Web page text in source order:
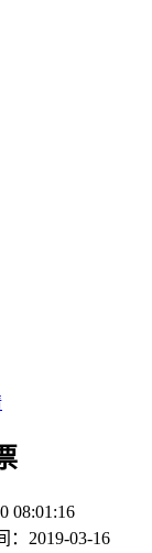
08:01:16
：2019-03-16